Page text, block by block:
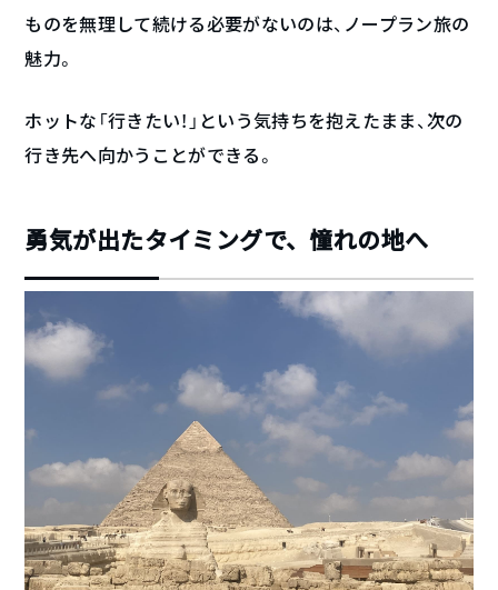
ものを無理して続ける必要がないのは、ノープラン旅の
魅力。
ホットな「行きたい！」という気持ちを抱えたまま、次の
行き先へ向かうことができる。
勇気が出たタイミングで、憧れの地へ